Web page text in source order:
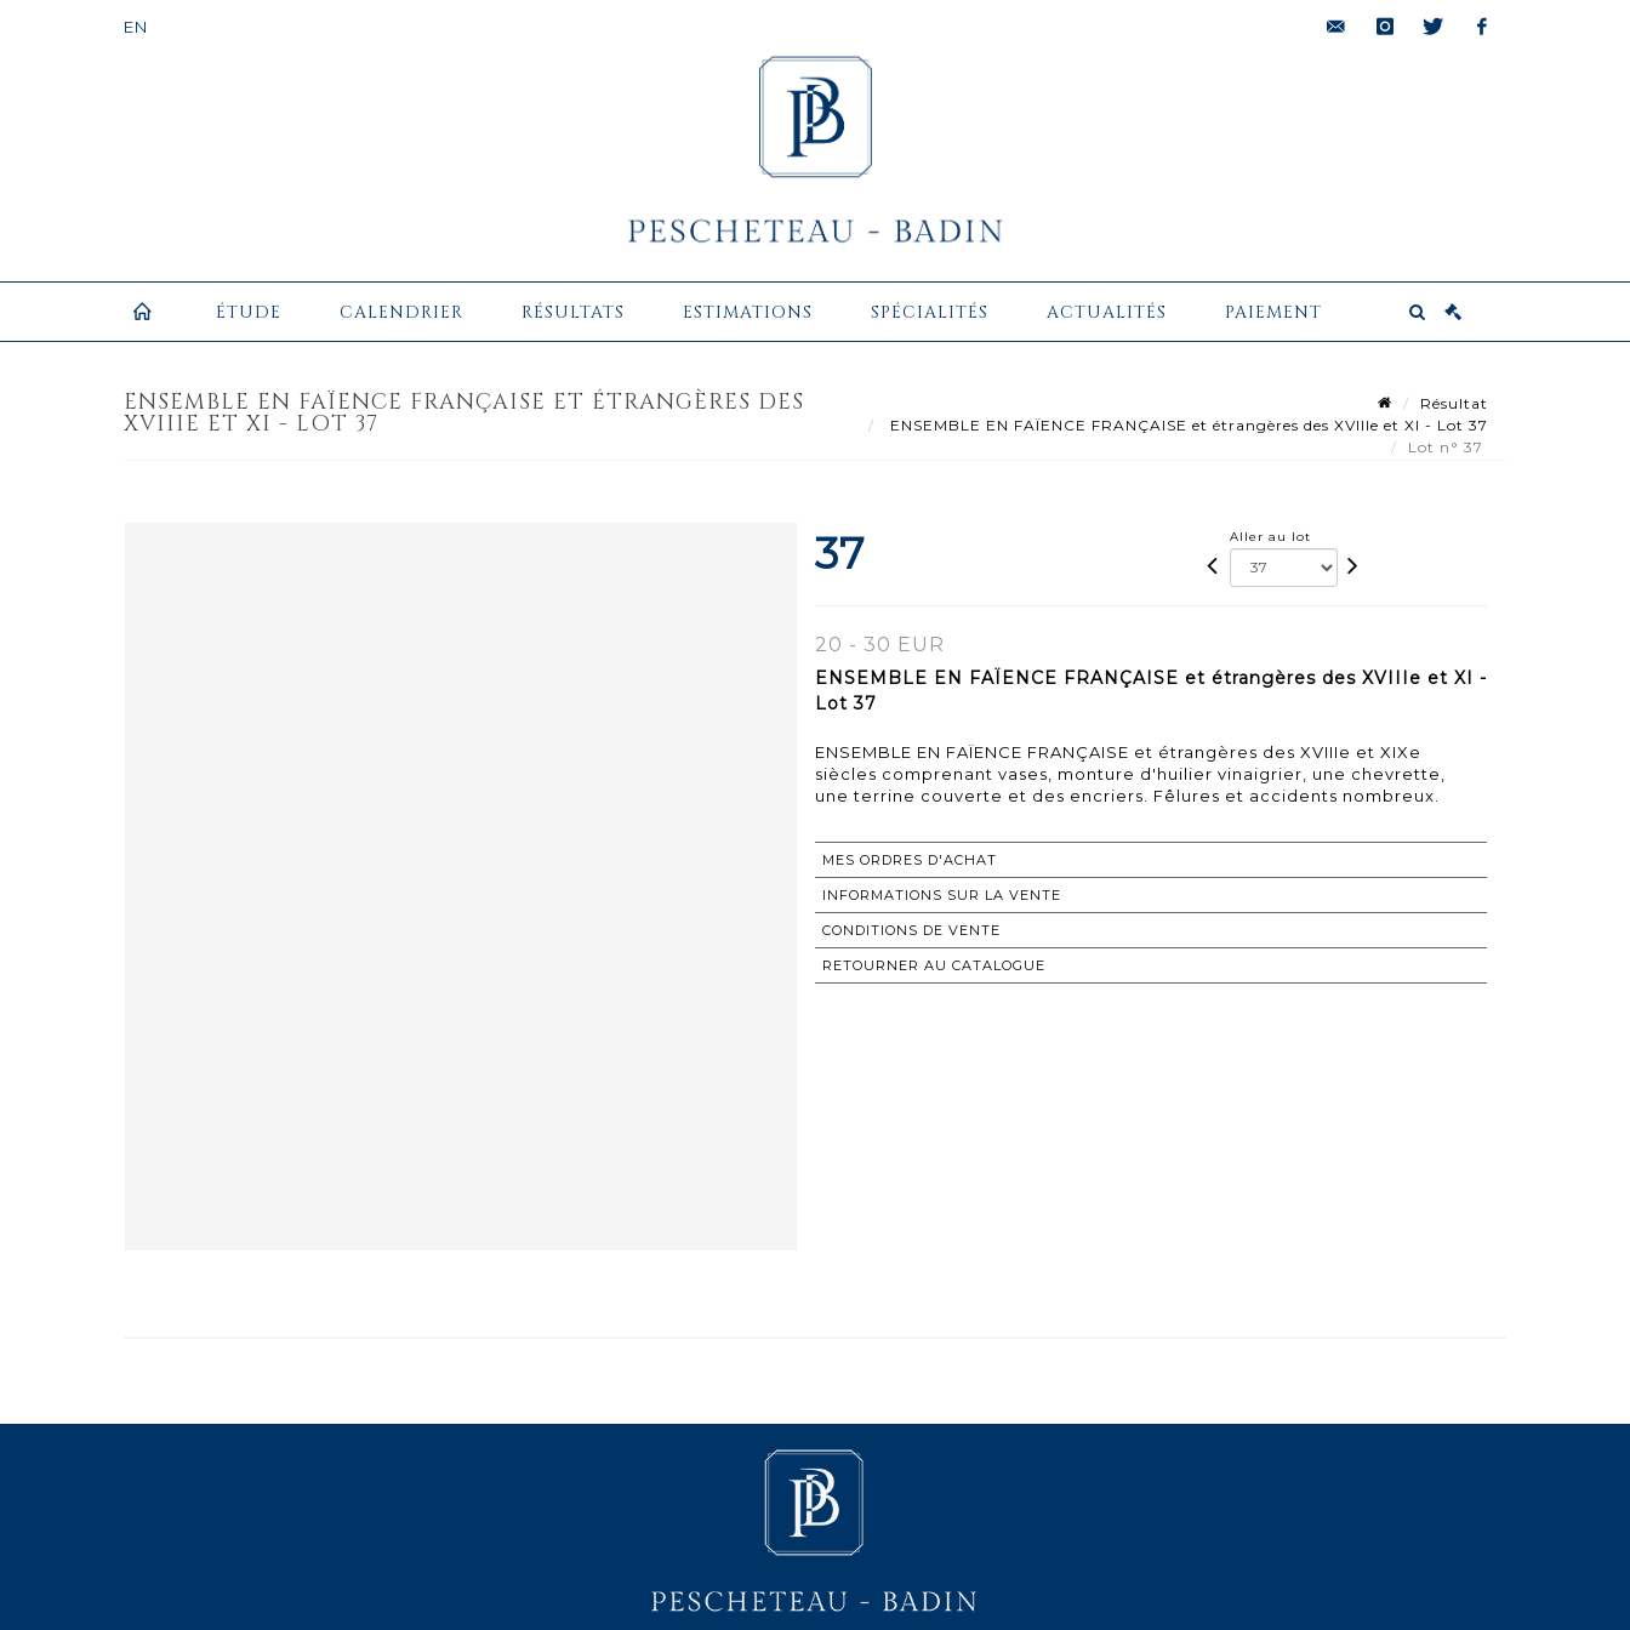
ÉTUDE CALENDRIER RÉSULTATS ESTIMATIONS SPÉCIALITÉS ACTUALITÉS PAIEMENT
ENSEMBLE EN FAÏENCE FRANÇAISE ET ÉTRANGÈRES DES
XVIIIE ET XI - LOT 37
Résultat
ENSEMBLE EN FAÏENCE FRANÇAISE et étrangères des XVIIIe et XI - Lot 37
Lot n° 37
37 Aller au lot
20 - 30 EUR
ENSEMBLE EN FAÏENCE FRANÇAISE et étrangères des XVIIIe et XI -
Lot 37
ENSEMBLE EN FAÏENCE FRANÇAISE et étrangères des XVIIIe et XIXe
siècles comprenant vases, monture d'huilier vinaigrier, une chevrette,
une terrine couverte et des encriers. Fêlures et accidents nombreux.
MES ORDRES D'ACHAT
INFORMATIONS SUR LA VENTE
CONDITIONS DE VENTE
RETOURNER AU CATALOGUE